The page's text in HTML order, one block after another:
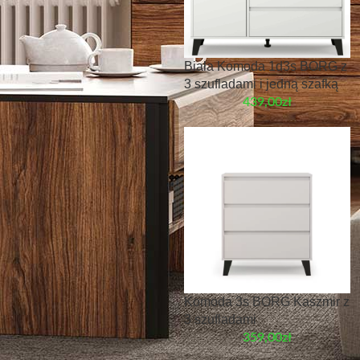
Biała Komoda 1d3s BORG z
3 szufladami i jedną szafką
439,00zł
Komoda 3s BORG Kaszmir z
3 szufladami
359,00zł